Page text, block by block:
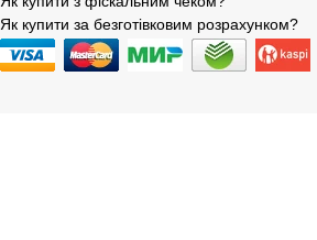
Як купити за безготівковим розрахунком?